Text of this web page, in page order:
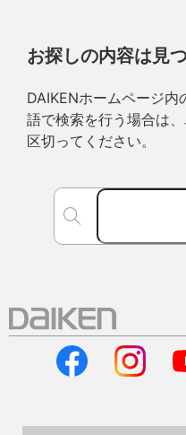
お探しの内容は見
DAIKENホームページ
語で検索を行う場合は
区切ってください。